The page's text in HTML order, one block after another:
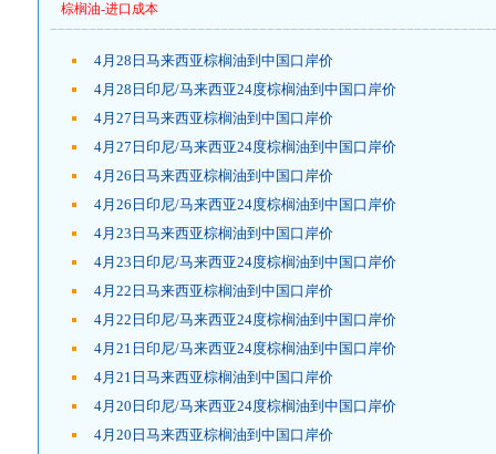
棕榈油-进口成本
4月28日马来西亚棕榈油到中国口岸价
4月28日印尼/马来西亚24度棕榈油到中国口岸价
4月27日马来西亚棕榈油到中国口岸价
4月27日印尼/马来西亚24度棕榈油到中国口岸价
4月26日马来西亚棕榈油到中国口岸价
4月26日印尼/马来西亚24度棕榈油到中国口岸价
4月23日马来西亚棕榈油到中国口岸价
4月23日印尼/马来西亚24度棕榈油到中国口岸价
4月22日马来西亚棕榈油到中国口岸价
4月22日印尼/马来西亚24度棕榈油到中国口岸价
4月21日印尼/马来西亚24度棕榈油到中国口岸价
4月21日马来西亚棕榈油到中国口岸价
4月20日印尼/马来西亚24度棕榈油到中国口岸价
4月20日马来西亚棕榈油到中国口岸价